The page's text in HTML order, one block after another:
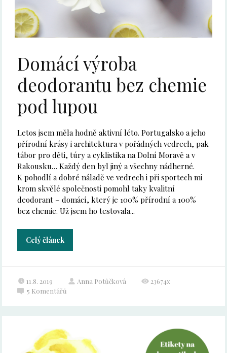
Domácí výroba
deodorantu bez chemie
pod lupou
Letos jsem měla hodně aktivní léto. Portugalsko a jeho
přírodní krásy i architektura v pořádných vedrech, pak
tábor pro děti, túry a cyklistika na Dolní Moravě a v
Rakousku… Každý den byl jiný a všechny nádherné.
K pohodlí a dobré náladě ve vedrech i při sportech mi
krom skvělé společnosti pomohl taky kvalitní
deodorant – domácí, který je 100% přírodní a 100%
bez chemie. Už jsem ho testovala...
Celý článek
11.8. 2019 Anna Potůčková
23674x
5 Komentářů